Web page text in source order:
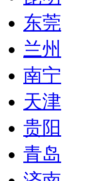
东莞
兰州
南宁
天津
贵阳
青岛